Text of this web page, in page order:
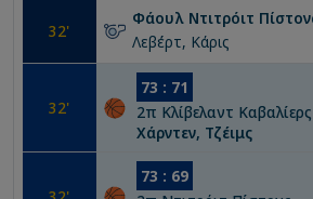
32'
Φάουλ Ντιτρόιτ
Λεβέρτ, Κάρις
32'
73 : 71
2π Κλίβελαντ Καβαλίερς
Χάρντεν, Τζέιμς
73 : 69